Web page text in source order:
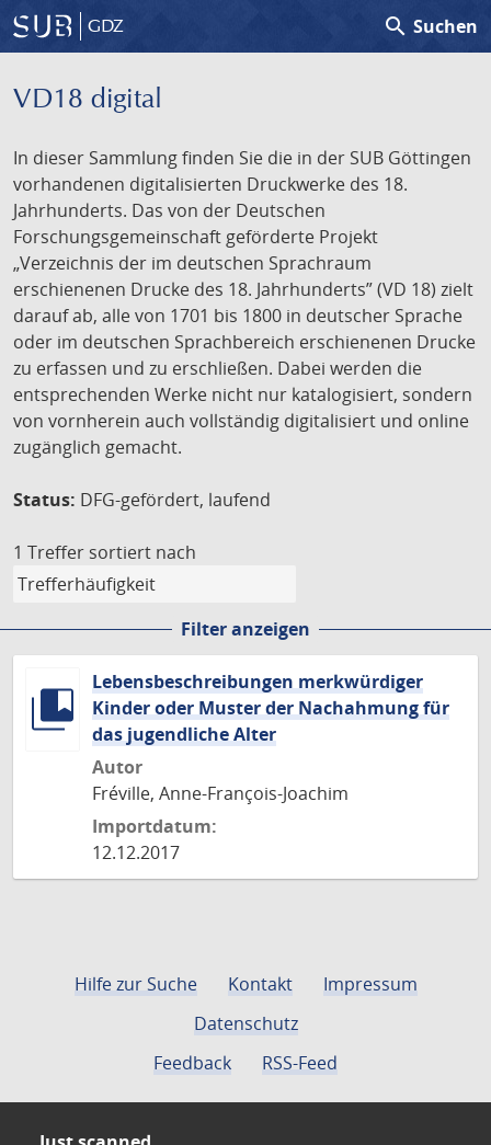
GDZ search Suchen
VD18 digital
In dieser Sammlung finden Sie die in der SUB Göttingen
vorhandenen digitalisierten Druckwerke des 18.
Jahrhunderts. Das von der Deutschen
Forschungsgemeinschaft geförderte Projekt
„Verzeichnis der im deutschen Sprachraum
erschienenen Drucke des 18. Jahrhunderts” (VD 18) zielt
darauf ab, alle von 1701 bis 1800 in deutscher Sprache
oder im deutschen Sprachbereich erschienenen Drucke
zu erfassen und zu erschließen. Dabei werden die
entsprechenden Werke nicht nur katalogisiert, sondern
von vornherein auch vollständig digitalisiert und online
zugänglich gemacht.
Status: DFG-gefördert, laufend
1 Treffer sortiert nach
Filter anzeigen
Lebensbeschreibungen merkwürdiger
Kinder oder Muster der Nachahmung für
das jugendliche Alter
Autor
Fréville, Anne-François-Joachim
Importdatum:
12.12.2017
Hilfe zur Suche Kontakt
Impressum
Datenschutz
Feedback
RSS-Feed